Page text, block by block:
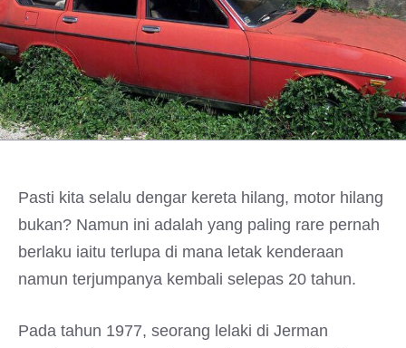
Pasti kita selalu dengar kereta hilang, motor hilang
bukan? Namun ini adalah yang paling rare pernah
berlaku iaitu terlupa di mana letak kenderaan
namun terjumpanya kembali selepas 20 tahun.
Pada tahun 1977, seorang lelaki di Jerman